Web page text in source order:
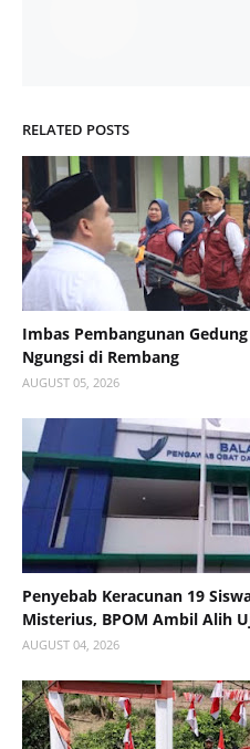
RELATED POSTS
Imbas Pembangunan
Ngungsi di Rembang
AUGUST 05, 2026
Penyebab Keracunan 19
Misterius, BPOM Ambil Alih
AUGUST 04, 2026